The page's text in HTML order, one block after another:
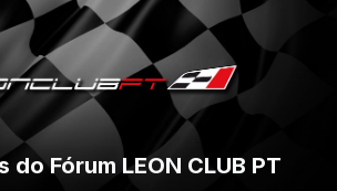
do Fórum LEON CLUB PT